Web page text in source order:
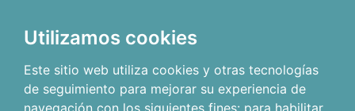
Utilizamos cookies
Este sitio web utiliza cookies y otras tecnologías
de seguimiento para mejorar su experiencia de
navegación con los siguientes fines: para habilitar